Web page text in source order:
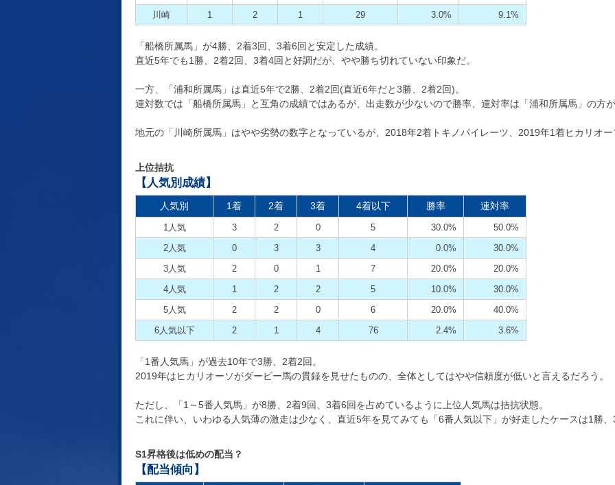
川崎
1 2 1 29 3.0% 9.1%
「船橋所属馬」が4勝、2着3回、3着6回と安定した成績。
直近5年でも1勝、2着2回、3着4回と好調だが、やや勝ち切れていない印象だ。
一方、「浦和所属馬」は直近5年で2勝、2着2回(直近6年だと3勝、2着2回)。
連対数では「船橋所属馬」と互角の成績ではあるが、出走数が少ないので勝率、連対率は「浦和所属馬」の方
地元の「川崎所属馬」はやや劣勢の数字となっているが、2018年2着トキノパイレーツ、2019年1着ヒカリオ
上位拮抗
【人気別成績】
人気別 1着 2着 3着 4着以下 勝率 連対率
1人気 3 2 0 5 30.0%
50.0%
2人気
0 3 3 4 0.0%
30.0%
3人気
2 0 1 7 20.0%
20.0%
4人気
1 2 2 5 10.0%
30.0%
5人気
2 2 0 6 20.0%
40.0%
6人気以下
2 1 4 76 2.4% 3.6%
「1番人気馬」が過去10年で3勝、2着2回。
2019年はヒカリオーソがダービー馬の貫録を見せたものの、全体としてはやや信頼度が低いと言えるだろう。
ただし、「1～5番人気馬」が8勝、2着9回、3着6回を占めているように上位人気馬は拮抗状態。
これに伴い、いわゆる人気薄の激走は少なく、直近5年を見てみても「6番人気以下」が好走したケースは1勝
S1昇格後は低めの配当？
【配当傾向】